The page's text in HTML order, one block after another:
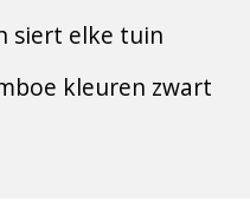
siert elke tuin
kleuren zwart